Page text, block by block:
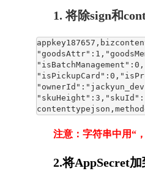
1. 将除sign和
注意：字符串中用“
2.将AppSecret